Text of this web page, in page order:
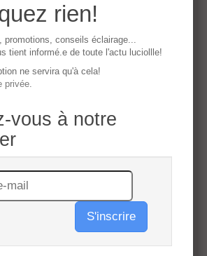
rien!
promotions, conseils éclairage...
tient informé.e de toute l'actu luciollle!
ne servira qu'à cela!
privée.
vous à notre
S'inscrire